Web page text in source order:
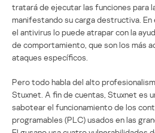
tratará de ejecutar las funciones para
manifestando su carga destructiva.
el antivirus lo puede atrapar con la
de comportamiento, que son los más
ataques específicos.
Pero todo habla del alto
Stuxnet. A fin de cuentas, Stuxnet es
sabotear el funcionamiento de los
programables (PLC) usados en las